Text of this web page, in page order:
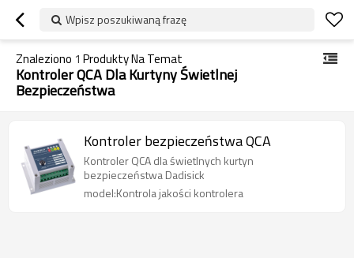
Wpisz poszukiwaną frazę
Znaleziono 1 Produkty Na Temat
Kontroler QCA Dla Kurtyny Świetlnej
Bezpieczeństwa
Kontroler bezpieczeństwa QCA
Kontroler QCA dla świetlnych kurtyn
bezpieczeństwa Dadisick
model:Kontrola jakości kontrolera